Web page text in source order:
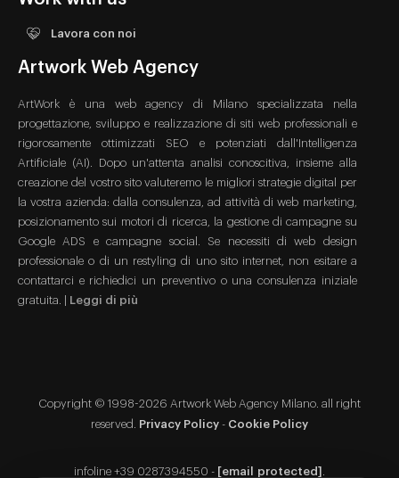
Lavora con noi
Artwork Web Agency
ArtWork è una web agency di Milano specializzata nella
progettazione, sviluppo e realizzazione di siti web professionali e
rigorosamente ottimizzati SEO e potenziati dall'Intelligenza
Artificiale (AI). Dopo un'attenta analisi conoscitiva, insieme alla
creazione del vostro sito valuteremo le migliori strategie digital per
la vostra azienda: dalla consulenza, ad attività di web marketing,
posizionamento sui motori di ricerca, la gestione di campagne su
Google ADS e campagne social. Se necessiti di web design
professionale o di un restyling di uno sito internet, non esitare a
contattarci e richiedici un preventivo o una consulenza iniziale
gratuita. | Leggi di più
Copyright © 1998-2026 Artwork Web Agency Milano. all right
reserved. Privacy Policy - Cookie Policy
infoline +39 0287394550 - [email protected]